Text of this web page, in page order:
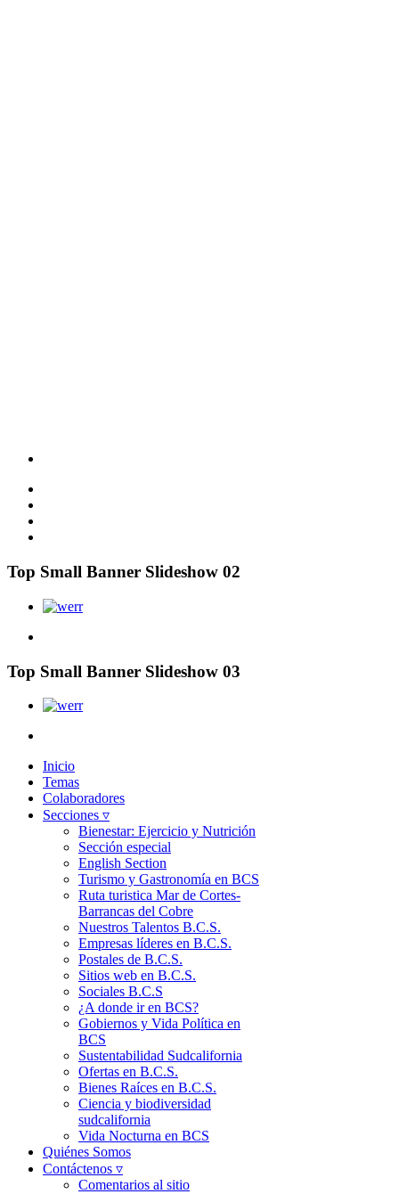
Top Small Banner Slideshow 02
Top Small Banner Slideshow 03
Inicio
Temas
Colaboradores
Secciones ▿
Bienestar: Ejercicio y Nutrición
Sección especial
English Section
Turismo y Gastronomía en BCS
Ruta turistica Mar de Cortes-
Barrancas del Cobre
Nuestros Talentos B.C.S.
Empresas líderes en B.C.S.
Postales de B.C.S.
Sitios web en B.C.S.
Sociales B.C.S
¿A donde ir en BCS?
Gobiernos y Vida Política en
BCS
Sustentabilidad Sudcalifornia
Ofertas en B.C.S.
Bienes Raíces en B.C.S.
Ciencia y biodiversidad
sudcalifornia
Vida Nocturna en BCS
Quiénes Somos
Contáctenos ▿
Comentarios al sitio